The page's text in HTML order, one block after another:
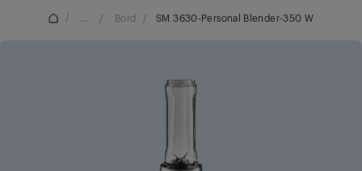
/ ... / Bord / SM 3630-Personal Blender-350 W